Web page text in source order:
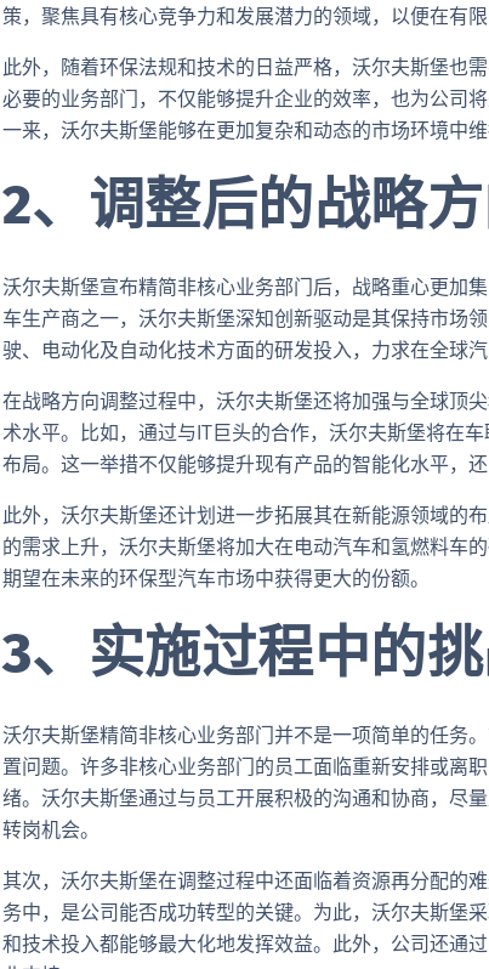
策，聚焦具有核心竞争力和发展潜力的领域，以便在有
此外，随着环保法规和技术的日益严格，沃尔夫斯堡也
必要的业务部门，不仅能够提升企业的效率，也为公司
一来，沃尔夫斯堡能够在更加复杂和动态的市场环境中维
2、调整后的战略
沃尔夫斯堡宣布精简非核心业务部门后，战略重心更加
车生产商之一，沃尔夫斯堡深知创新驱动是其保持市场
驶、电动化及自动化技术方面的研发投入，力求在全球
在战略方向调整过程中，沃尔夫斯堡还将加强与全球顶
术水平。比如，通过与IT巨头的合作，沃尔夫斯堡将在
布局。这一举措不仅能够提升现有产品的智能化水平，
此外，沃尔夫斯堡还计划进一步拓展其在新能源领域的
的需求上升，沃尔夫斯堡将加大在电动汽车和氢燃料车
期望在未来的环保型汽车市场中获得更大的份额。
3、实施过程中的
沃尔夫斯堡精简非核心业务部门并不是一项简单的任务
置问题。许多非核心业务部门的员工面临重新安排或离
绪。沃尔夫斯堡通过与员工开展积极的沟通和协商，尽
转岗机会。
其次，沃尔夫斯堡在调整过程中还面临着资源再分配的
务中，是公司能否成功转型的关键。为此，沃尔夫斯堡
和技术投入都能够最大化地发挥效益。此外，公司还通